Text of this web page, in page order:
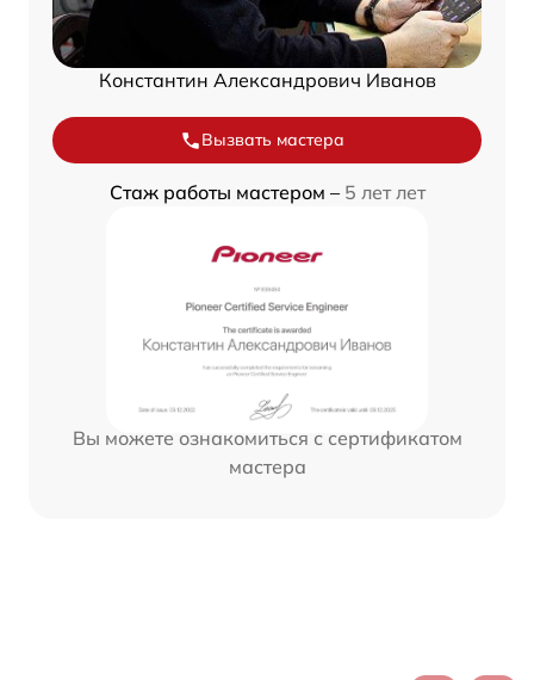
Константин Александрович Иванов
Вызвать мастера
Стаж работы мастером – 5 лет лет
Вы можете ознакомиться с сертификатом
мастера